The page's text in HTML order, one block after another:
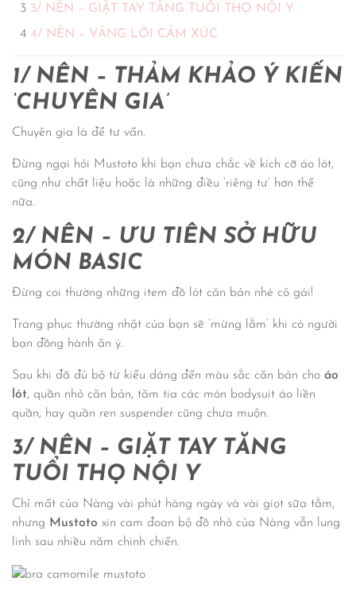
3/ NÊN – GIẶT TAY TĂNG TUỔI THỌ NỘI Y
4/ NÊN – VÂNG LỜI CẢM XÚC
1/ NÊN – THẢM KHẢO Ý KIẾN
‘CHUYÊN GIA’
Chuyên gia là để tư vấn.
Đừng ngại hỏi Mustoto khi bạn chưa chắc về kích cỡ áo lót,
cũng như chất liệu hoặc là những điều ‘riêng tư’ hơn thế
nữa.
2/ NÊN – ƯU TIÊN SỞ HỮU
MÓN BASIC
Đừng coi thường những item đồ lót căn bản nhé cô gái!
Trang phục thường nhật của bạn sẽ ’mừng lắm’ khi có người
bạn đồng hành ăn ý.
Sau khi đã đủ bộ từ kiểu dáng đến màu sắc căn bản cho áo
lót, quần nhỏ căn bản, tăm tia các món bodysuit áo liền
quần, hay quần ren suspender cũng chưa muộn.
3/ NÊN – GIẶT TAY TĂNG
TUỔI THỌ NỘI Y
Chỉ mất của Nàng vài phút hàng ngày và vài giọt sữa tắm,
nhưng Mustoto xin cam đoan bộ đồ nhỏ của Nàng vẫn lung
linh sau nhiều năm chinh chiến.